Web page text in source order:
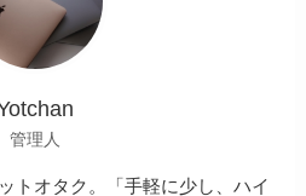
管理人
トオタク。「手軽に少し、ハイ